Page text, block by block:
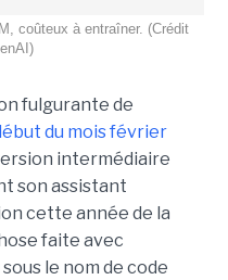
coûteux à entraîner. (Crédit
fulgurante de
du mois février
intermédiaire
son assistant
cette année de la
faite avec
sous le nom de code